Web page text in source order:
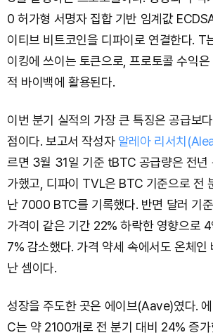
0 허가형 서명자 집합 기반 임계값
이티브 비트코인을 디파이로 연결한다. T
이킹에 쓰이는 토큰으로, 프로토콜 수익
적 바이백에 활용된다.
이번 분기 실적의 가장 큰 특징은 공급보다
점이다. 보고서 작성자 알레아 리서치
르면 3월 31일 기준 tBTC 공급량은 전년
가했고, 디파이 TVL은 BTC 기준으로 전
난 7000 BTC를 기록했다. 반면 달러 기
가격이 같은 기간 22% 하락한 영향으로
7% 감소했다. 가격 약세 속에서도 온체인
난 셈이다.
성장을 주도한 곳은 에이브(Aave)였다.
C는 약 2100개로 전 분기 대비 24% 증